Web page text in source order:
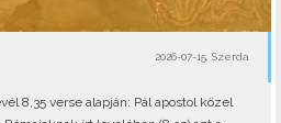
2026-07-15, Szerda
8,35 verse alapján: Pál apostol közel